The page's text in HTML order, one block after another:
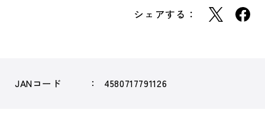
シェアする：
JANコード 4580717791126